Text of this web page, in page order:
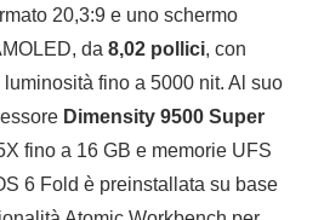
20,3:9 e uno schermo
da 8,02 pollici, con
fino a 5000 nit. Al suo
Dimensity 9500 Super
fino a 16 GB e memorie UFS
6 Fold è preinstallata su base